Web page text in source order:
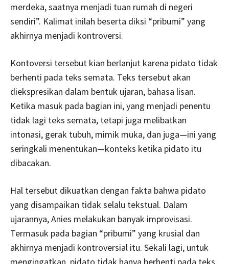
merdeka, saatnya menjadi tuan rumah di negeri
sendiri”. Kalimat inilah beserta diksi “pribumi” yang
akhirnya menjadi kontroversi.
Kontoversi tersebut kian berlanjut karena pidato tidak
berhenti pada teks semata. Teks tersebut akan
diekspresikan dalam bentuk ujaran, bahasa lisan.
Ketika masuk pada bagian ini, yang menjadi penentu
tidak lagi teks semata, tetapi juga melibatkan
intonasi, gerak tubuh, mimik muka, dan juga—ini yang
seringkali menentukan—konteks ketika pidato itu
dibacakan.
Hal tersebut dikuatkan dengan fakta bahwa pidato
yang disampaikan tidak selalu tekstual. Dalam
ujarannya, Anies melakukan banyak improvisasi.
Termasuk pada bagian “pribumi” yang krusial dan
akhirnya menjadi kontroversial itu. Sekali lagi, untuk
mengingatkan, pidato tidak hanya berhenti pada teks